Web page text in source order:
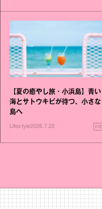
【夏の癒やし旅・小浜島】青い
海とサトウキビが待つ、小さな
島へ
Lifestyle2026.7.22 PR